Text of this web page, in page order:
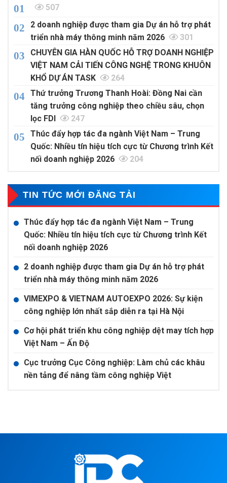
507
2 doanh nghiệp được tham gia Dự án hỗ trợ phát
triển nhà máy thông minh năm 2026
301
CHUYÊN GIA HÀN QUỐC HỖ TRỢ DOANH NGHIỆP
VIỆT NAM CẢI TIẾN CÔNG NGHỆ TRONG KHUÔN
KHỔ DỰ ÁN TASK
264
Thứ trưởng Trương Thanh Hoài: Đồng Nai cần
tăng trưởng công nghiệp theo chiều sâu, chọn
lọc FDI
247
Thúc đẩy hợp tác đa ngành Việt Nam – Trung
Quốc: Nhiều tín hiệu tích cực từ Chương trình Kết
nối doanh nghiệp 2026
204
TIN TỨC MỚI ĐĂNG TẢI
Thúc đẩy hợp tác đa ngành Việt Nam – Trung
Quốc: Nhiều tín hiệu tích cực từ Chương trình Kết
nối doanh nghiệp 2026
2 doanh nghiệp được tham gia Dự án hỗ trợ phát
triển nhà máy thông minh năm 2026
VIMEXPO & VIETNAM AUTOEXPO 2026: Sự kiện
công nghiệp lớn nhất sắp diễn ra tại Hà Nội
Cơ hội phát triển khu công nghiệp dệt may tích hợp
Việt Nam – Ấn Độ
Cục trưởng Cục Công nghiệp: Làm chủ các khâu
nền tảng để nâng tầm công nghiệp Việt